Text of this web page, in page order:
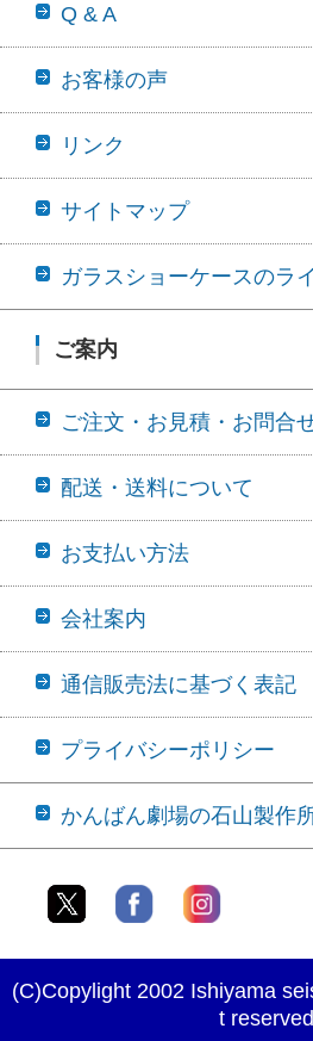
Q & A
お客様の声
リンク
サイトマップ
ガラスショーケースのラ
ご案内
ご注文・お見積・お問合
配送・送料について
お支払い方法
会社案内
通信販売法に基づく表記
プライバシーポリシー
かんばん劇場の石山製作
(C)Copylight 2002 Ishiyama
t reserved